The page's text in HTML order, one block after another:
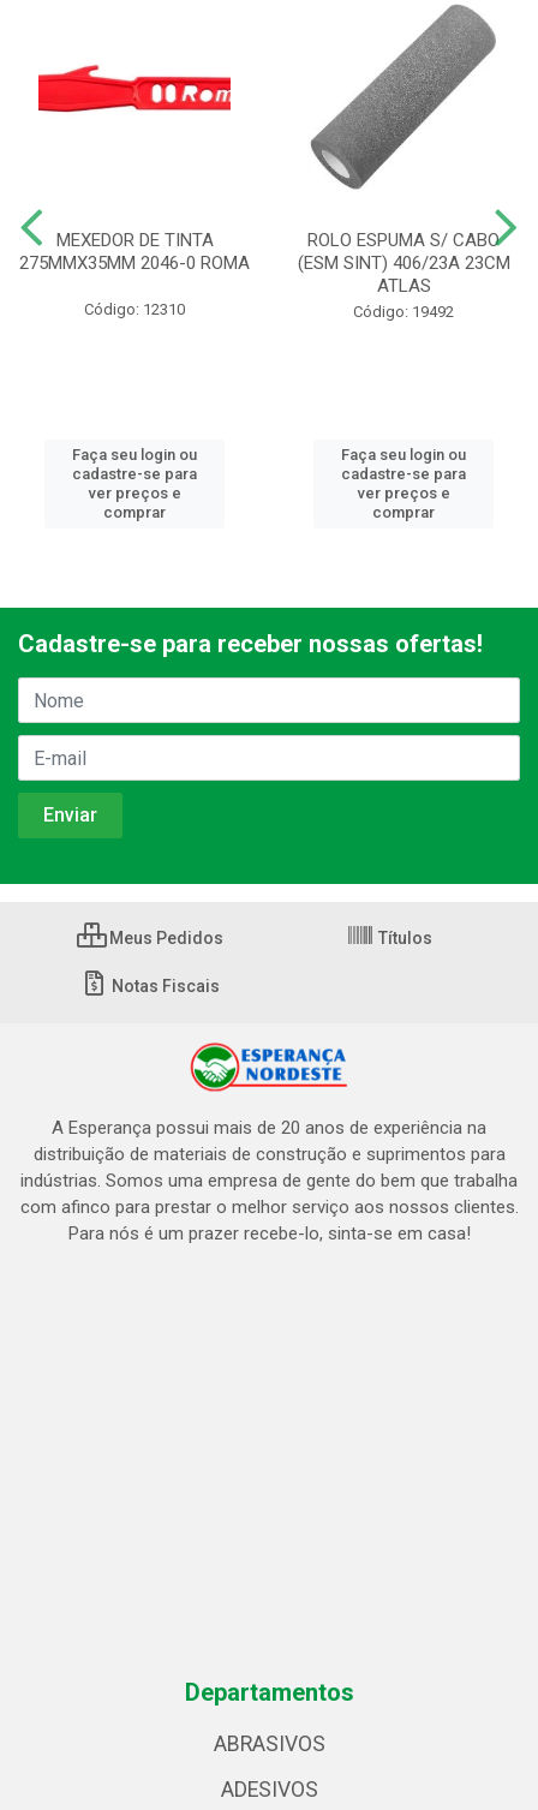
MEXEDOR DE TINTA
275MMX35MM 2046-0 ROMA
Código: 12310
Faça seu login ou
cadastre-se para
ver preços e
comprar
ROLO ESPUMA S/ CABO
(ESM SINT) 406/23A 23CM
ATLAS
Código: 19492
Faça seu login ou
cadastre-se para
ver preços e
comprar
Cadastre-se para receber nossas ofertas!
Meus Pedidos Títulos
Notas Fiscais
A Esperança possui mais de 20 anos de experiência na
distribuição de materiais de construção e suprimentos para
indústrias. Somos uma empresa de gente do bem que trabalha
com afinco para prestar o melhor serviço aos nossos clientes.
Para nós é um prazer recebe-lo, sinta-se em casa!
Departamentos
ABRASIVOS
ADESIVOS